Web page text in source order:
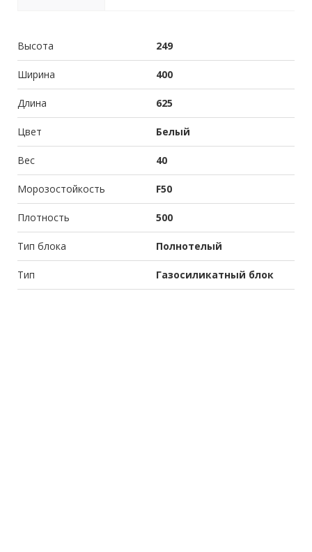
Высота 249
Ширина 400
Длина 625
Цвет Белый
Вес 40
Морозостойкость F50
Плотность 500
Тип блока Полнотелый
Тип Газосиликатный блок